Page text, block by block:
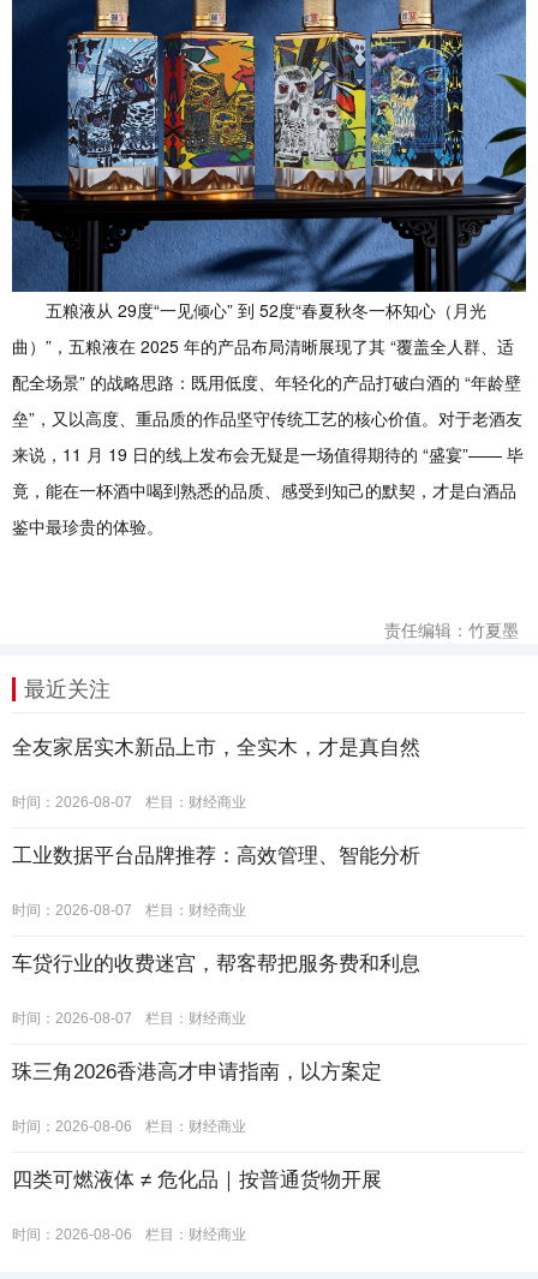
五粮液从 29度“一见倾心” 到 52度“春夏秋冬一杯知心（月光
曲）”，五粮液在 2025 年的产品布局清晰展现了其 “覆盖全人群、适
配全场景” 的战略思路：既用低度、年轻化的产品打破白酒的 “年龄壁
垒”，又以高度、重品质的作品坚守传统工艺的核心价值。对于老酒友
来说，11 月 19 日的线上发布会无疑是一场值得期待的 “盛宴”—— 毕
竟，能在一杯酒中喝到熟悉的品质、感受到知己的默契，才是白酒品
鉴中最珍贵的体验。
责任编辑：竹夏墨
最近关注
全友家居实木新品上市，全实木，才是真自然
时间：2026-08-07 栏目： 财经商业
工业数据平台品牌推荐：高效管理、智能分析
时间：2026-08-07 栏目： 财经商业
车贷行业的收费迷宫，帮客帮把服务费和利息
时间：2026-08-07 栏目： 财经商业
珠三角2026香港高才申请指南，以方案定
时间：2026-08-06 栏目： 财经商业
四类可燃液体 ≠ 危化品｜按普通货物开展
时间：2026-08-06 栏目： 财经商业